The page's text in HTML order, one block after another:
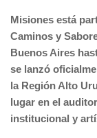
Misiones está
Caminos y
Buenos Aires
se lanzó
la Región Alto
lugar en el
institucional y